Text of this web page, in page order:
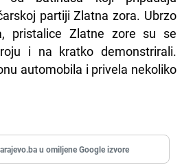
partiji Zlatna zora. Ubrzo
pristalice Zlatne zore su se
i na kratko demonstrirali.
automobila i privela nekoliko
u omiljene Google izvore